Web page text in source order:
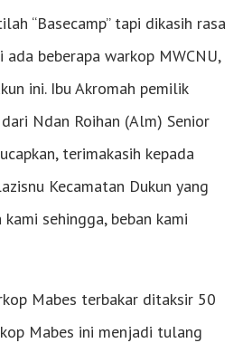
“Basecamp” tapi dikasih rasa
ada beberapa warkop MWCNU,
ini. Ibu Akromah pemilik
Ndan Roihan (Alm) Senior
terimakasih kepada
Kecamatan Dukun yang
sehingga, beban kami
Mabes terbakar ditaksir 50
Mabes ini menjadi tulang